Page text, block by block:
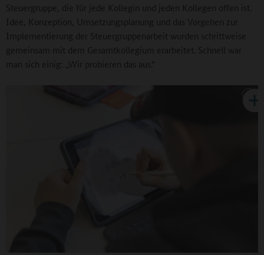
Steuergruppe, die für jede Kollegin und jeden Kollegen offen ist.
Idee, Konzeption, Umsetzungsplanung und das Vorgehen zur
Implementierung der Steuergruppenarbeit wurden schrittweise
gemeinsam mit dem Gesamtkollegium erarbeitet. Schnell war
man sich einig: „Wir probieren das aus.“